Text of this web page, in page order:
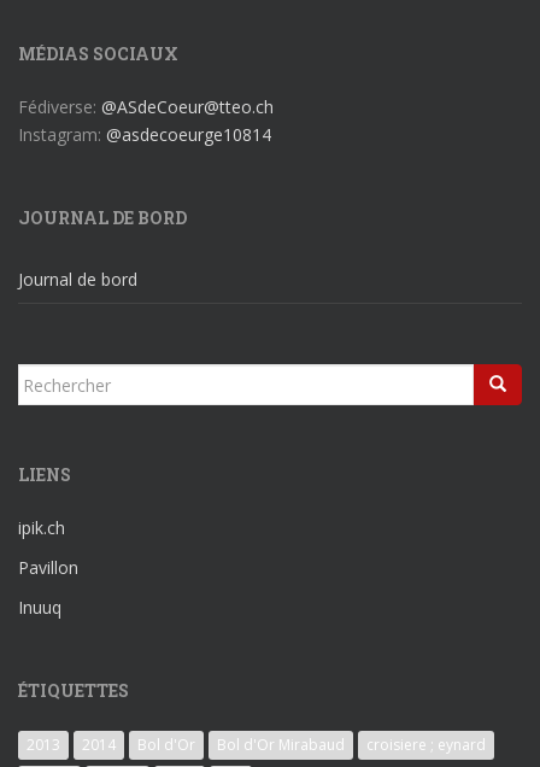
MÉDIAS SOCIAUX
Fédiverse: @ASdeCoeur@tteo.ch
Instagram: @asdecoeurge10814
JOURNAL DE BORD
Journal de bord
Rechercher...
LIENS
ipik.ch
Pavillon
Inuuq
ÉTIQUETTES
2013 2014 Bol d'Or Bol d'Or Mirabaud
croisiere ; eynard